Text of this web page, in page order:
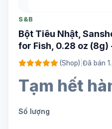
S&B
Bột Tiêu Nhật,
for Fish, 0.28 oz (8g)
(Shop) Đã bán
Tạm hết
Số lượng